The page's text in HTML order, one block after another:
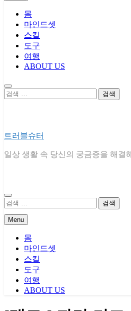
몸
마인드셋
스킬
도구
여행
ABOUT US
검
트러블슈터
일상 생활 속 당신의 궁금증을 해결
검
Menu
몸
마인드셋
스킬
도구
여행
ABOUT US